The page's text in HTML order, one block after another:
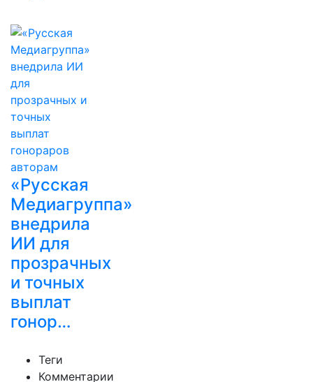
«Русская
Медиагруппа»
внедрила
ИИ для
прозрачных
и точных
выплат
гонор…
Теги
Комментарии